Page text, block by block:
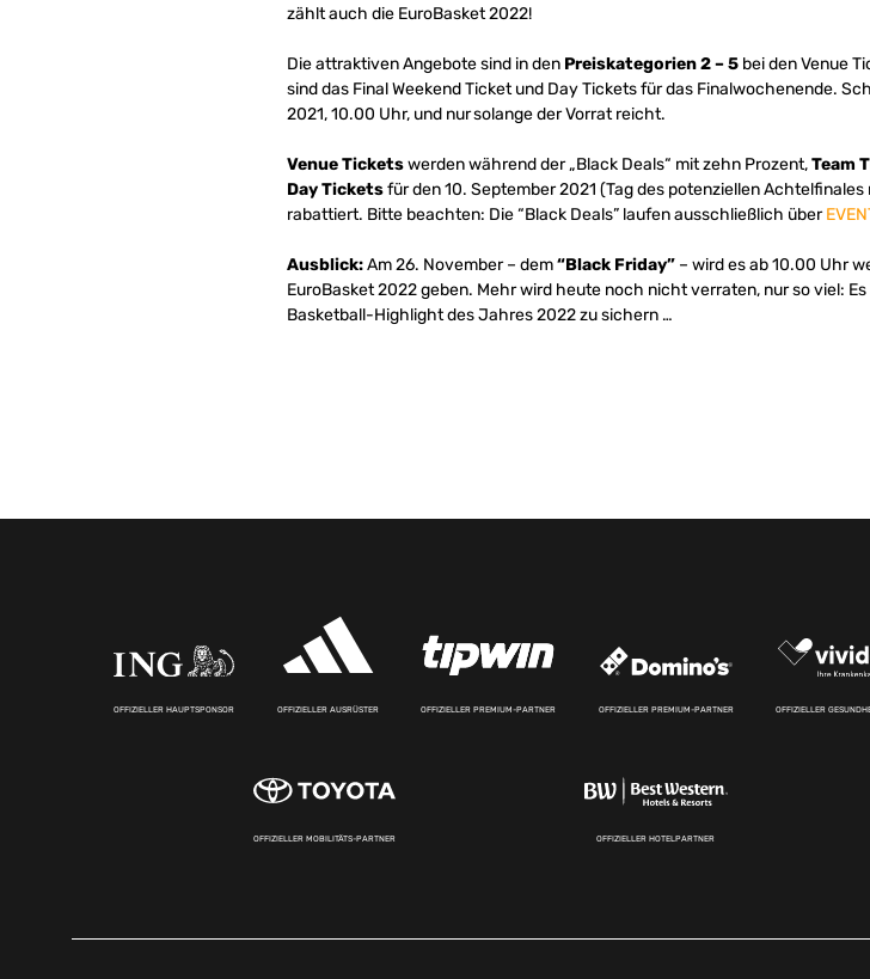
zählt auch die EuroBasket 2022!
Die attraktiven Angebote sind in den Preiskategorien 2 – 5 bei den Venue
sind das Final Weekend Ticket und Day Tickets für das Finalwochenende.
2021, 10.00 Uhr, und nur solange der Vorrat reicht.
Venue Ticketswerden während der „Black Deals“ mit zehn Prozent,Team
Day Ticketsfür den 10. September 2021 (Tag des potenziellen
rabattiert. Bitte beachten: Die “Black Deals” laufen ausschließlich über
Ausblick:Am 26. November – dem“Black Friday” – wird es ab 10.00 Uhr
EuroBasket 2022 geben. Mehr wird heute noch nicht verraten, nur so viel:
Basketball-Highlight des Jahres 2022 zu sichern …
OFFIZIELLER HAUPTSPONSOR OFFIZIELLER AUSRÜSTER OFFIZIELLER PREMIUM-PARTNER OFFIZIELLER PREMIUM-PARTNER OFFIZIELLER
OFFIZIELLER MOBILITÄTS-PARTNER OFFIZIELLER HOTELPARTNER